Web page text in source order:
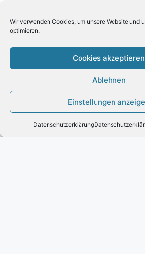
Wir verwenden Cookies, um unsere Website und
optimieren.
Cookies akzeptieren
Ablehnen
Einstellungen
Datenschutzerklärung
Zahlung und Versand
Kundeninformationen
Datenschutzerklärung
KUNDENSERVICE